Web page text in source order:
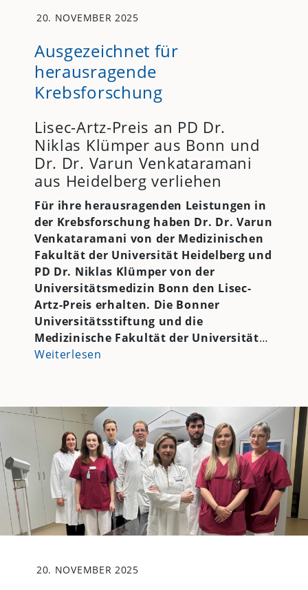
20. NOVEMBER 2025
Ausgezeichnet für
herausragende
Krebsforschung
Lisec-Artz-Preis an PD Dr.
Niklas Klümper aus Bonn und
Dr. Dr. Varun Venkataramani
aus Heidelberg verliehen
Für ihre herausragenden Leistungen in
der Krebsforschung haben Dr. Dr. Varun
Venkataramani von der Medizinischen
Fakultät der Universität Heidelberg und
PD Dr. Niklas Klümper von der
Universitätsmedizin Bonn den Lisec-
Artz-Preis erhalten. Die Bonner
Universitätsstiftung und die
Medizinische Fakultät der Universität…
Weiterlesen
20. NOVEMBER 2025